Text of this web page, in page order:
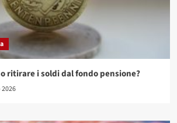
ritirare i soldi dal fondo pensione?